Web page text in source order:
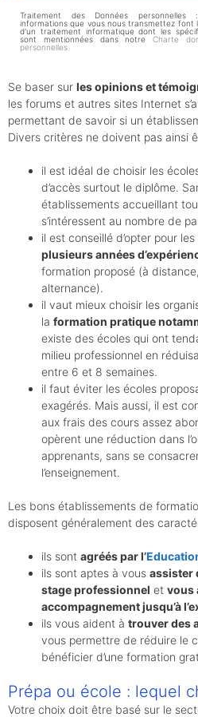
o
n
t
a
Traitement des Données
informations que vous nous transmettez font
d'un traitement informatique dont les
sont mentionnées dans notreCharte
personnelles
Se baser sur les opinions et
les forums et autres sites Internet
permettant de savoir si un
Divers critères ne doivent pas ainsi
il est idéal de choisir les
d’accès surtout le diplôme.
établissements accueillant
s’intéressent au nombre de
il est conseillé d’opter pour
plusieurs années
formation proposé (à
alternance).
il vaut mieux choisir les
la formation pratique
existe des écoles qui ont
milieu professionnel en
entre 6 et 8 semaines.
il faut éviter les écoles
exagérés. Mais aussi, il est
aux frais des cours assez
opèrent une réduction dans
apprenants, sans se
l’enseignement.
Les bons établissements de
disposent généralement des
ils sont agréés par l’
ils sont aptes à vous assister
stage professionnel et vous
accompagnement jusqu’à
ils vous aident à trouver des
vous permettre de réduire le
bénéficier d’une formation
Prépa ou école : lequel
Votre choix doit être basé sur le